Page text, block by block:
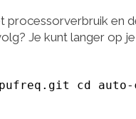
en
Je kunt langer op
cd